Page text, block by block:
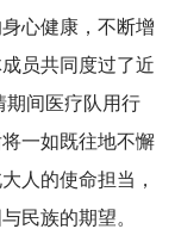
心健康，不断增
员共同度过了近
期间医疗队用行
一如既往地不懈
人的使命担当，
民族的期望。